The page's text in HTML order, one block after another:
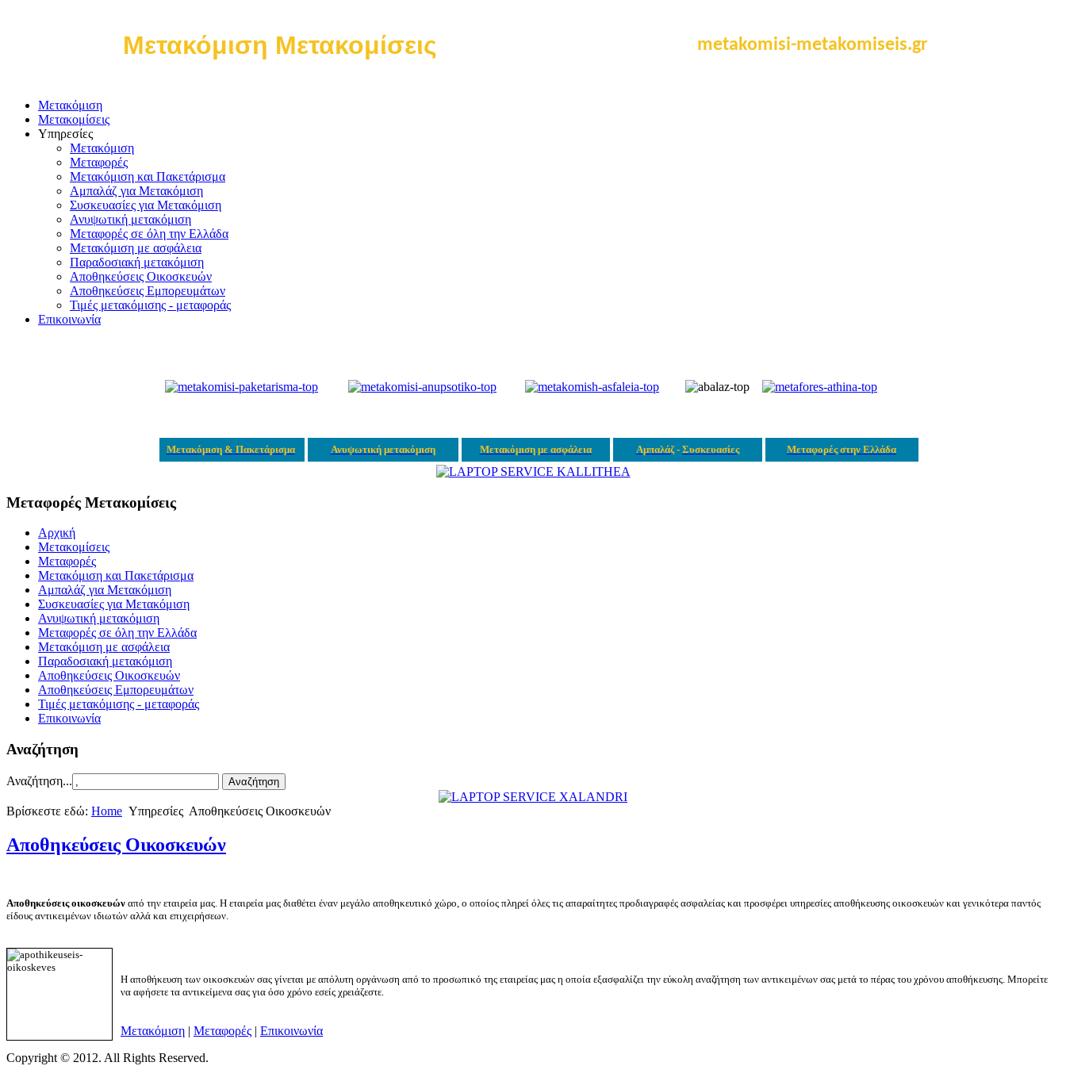
Μετακόμιση Μετακομίσεις metakomisi-metakomiseis.gr
Μετακόμιση
Μετακομίσεις
Υπηρεσίες
Μετακόμιση
Μεταφορές
Μετακόμιση και Πακετάρισμα
Αμπαλάζ για Μετακόμιση
Συσκευασίες για Μετακόμιση
Ανυψωτική μετακόμιση
Μεταφορές σε όλη την Ελλάδα
Μετακόμιση με ασφάλεια
Παραδοσιακή μετακόμιση
Αποθηκεύσεις Οικοσκευών
Αποθηκεύσεις Εμπορευμάτων
Τιμές μετακόμισης - μεταφοράς
Επικοινωνία
Μετακόμιση & Πακετάρισμα Ανυψωτική μετακόμιση Μετακόμιση με ασφάλεια Αμπαλάζ- Συσκευασίες Μεταφορές στην Ελλάδα
Μεταφορές Μετακομίσεις
Αρχική
Μετακομίσεις
Μεταφορές
Μετακόμιση και Πακετάρισμα
Αμπαλάζ για Μετακόμιση
Συσκευασίες για Μετακόμιση
Ανυψωτική μετακόμιση
Μεταφορές σε όλη την Ελλάδα
Μετακόμιση με ασφάλεια
Παραδοσιακή μετακόμιση
Αποθηκεύσεις Οικοσκευών
Αποθηκεύσεις Εμπορευμάτων
Τιμές μετακόμισης - μεταφοράς
Επικοινωνία
Αναζήτηση
Αναζήτηση...
Βρίσκεστε εδώ: Home Υπηρεσίες Αποθηκεύσεις Οικοσκευών
Αποθηκεύσεις Οικοσκευών
Αποθηκεύσεις οικοσκευών από την εταιρεία μας. Η εταιρεία μας διαθέτει έναν μεγάλο αποθηκευτικό χώρο, ο οποίος πληρεί όλες τις απαραίτητες προδιαγραφές ασφαλείας και προσφέρει υπηρεσίες αποθήκευσης οικοσκευών και γενικότερα παντός
είδους αντικειμένων ιδιωτών αλλά και επιχειρήσεων.
Η αποθήκευση των οικοσκευών σας γίνεται με απόλυτη οργάνωση από το προσωπικό της εταιρείας μας η οποία εξασφαλίζει την εύκολη αναζήτηση των αντικειμένων σας μετά το πέρας του χρόνου αποθήκευσης. Μπορείτε
να αφήσετε τα αντικείμενα σας για όσο χρόνο εσείς χρειάζεστε.
Μετακόμιση | Μεταφορές | Επικοινωνία
Copyright © 2012. All Rights Reserved.